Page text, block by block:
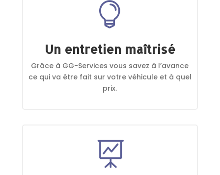

Un entretien maîtrisé
Grâce à GG-Services vous savez à l’avance
ce qui va être fait sur votre véhicule et à quel
prix.
